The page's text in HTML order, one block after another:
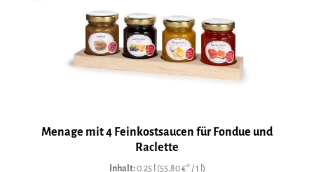
Menage mit 4 Feinkostsaucen für Fondue und
Raclette
Inhalt:0.25 l (55,80 €* / 1 l)